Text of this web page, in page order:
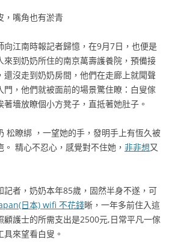
，嘴角也有淤青
向江南時報記者歸憶，在9月7日，也便是
來到奶奶所住的南京萬壽護養院，預備接
還沒走到奶奶房間，他們在走廊上就聞聲
門，他們就被面前的場景驚住瞭：白叟傢
墻放瞭個小方凳子，直抵著她肚子。
松瞭綁 ，一望她的手，發明手上有恆久被
精心不忍心，感覺對不住她， 非非想又
記者，奶奶本年85歲，固然半身不遂，可
日本) wifi 不花錢晰，一年多前住入這
顧護士的所需支出是2500元,日常平凡一傢
來望看白叟。